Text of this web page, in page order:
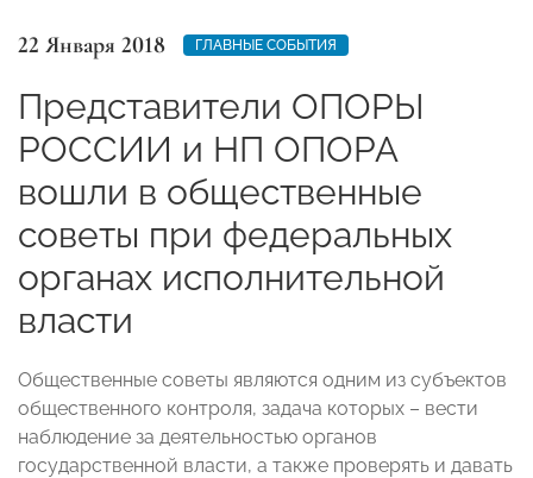
22 Января 2018 ГЛАВНЫЕ СОБЫТИЯ
Представители ОПОРЫ
РОССИИ и НП ОПОРА
вошли в общественные
советы при федеральных
органах исполнительной
власти
Общественные советы являются одним из субъектов
общественного контроля, задача которых – вести
наблюдение за деятельностью органов
государственной власти, а также проверять и давать